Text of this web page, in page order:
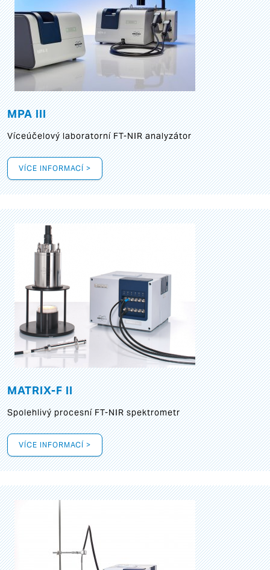
MPA III
Víceúčelový laboratorní FT-NIR analyzátor
VÍCE INFORMACÍ >
MATRIX-F II
Spolehlivý procesní FT-NIR spektrometr
VÍCE INFORMACÍ >